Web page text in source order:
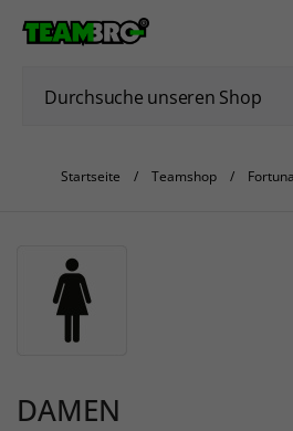
Startseite Teamshop
DAMEN